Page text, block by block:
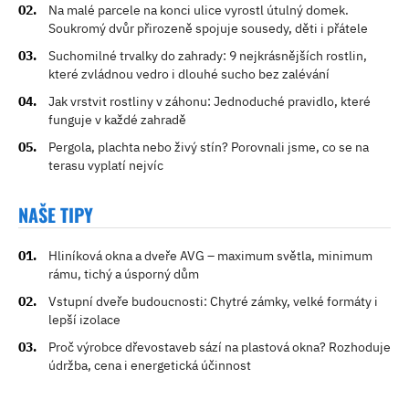
Na malé parcele na konci ulice vyrostl útulný domek.
Soukromý dvůr přirozeně spojuje sousedy, děti i přátele
Suchomilné trvalky do zahrady: 9 nejkrásnějších rostlin,
které zvládnou vedro i dlouhé sucho bez zalévání
Jak vrstvit rostliny v záhonu: Jednoduché pravidlo, které
funguje v každé zahradě
Pergola, plachta nebo živý stín? Porovnali jsme, co se na
terasu vyplatí nejvíc
NAŠE TIPY
Hliníková okna a dveře AVG – maximum světla, minimum
rámu, tichý a úsporný dům
Vstupní dveře budoucnosti: Chytré zámky, velké formáty i
lepší izolace
Proč výrobce dřevostaveb sází na plastová okna? Rozhoduje
údržba, cena i energetická účinnost